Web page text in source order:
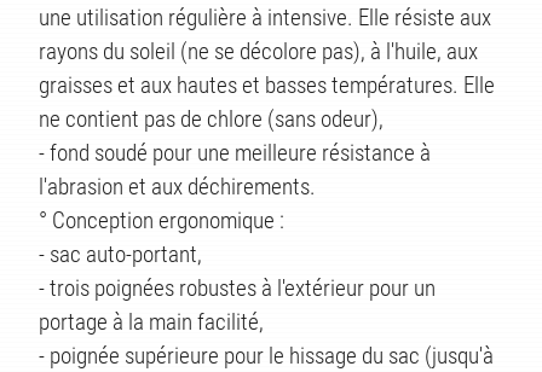
une utilisation régulière à intensive. Elle résiste aux
rayons du soleil (ne se décolore pas), à l'huile, aux
graisses et aux hautes et basses températures. Elle
ne contient pas de chlore (sans odeur),
- fond soudé pour une meilleure résistance à
l'abrasion et aux déchirements.
° Conception ergonomique :
- sac auto-portant,
- trois poignées robustes à l'extérieur pour un
portage à la main facilité,
- poignée supérieure pour le hissage du sac (jusqu'à